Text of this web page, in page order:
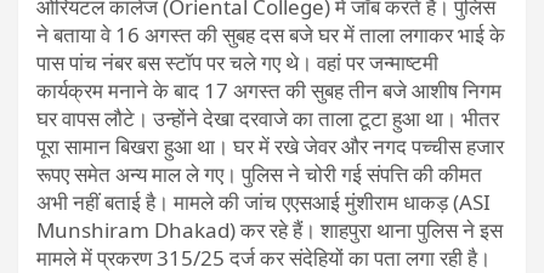
ओरियंटल कालेज (Oriental College) में जॉब करते है। पुलिस
ने बताया वे 16 अगस्त की सुबह दस बजे घर में ताला लगाकर भाई के
पास पांच नंबर बस स्टॉप पर चले गए थे। वहां पर जन्माष्टमी
कार्यक्रम मनाने के बाद 17 अगस्त की सुबह तीन बजे आशीष निगम
घर वापस लौटे। उन्होंने देखा दरवाजे का ताला टूटा हुआ था। भीतर
पूरा सामान बिखरा हुआ था। घर में रखे जेवर और नगद पच्चीस हजार
रूपए समेत अन्य माल ले गए। पुलिस ने चोरी गई संपत्ति की कीमत
अभी नहीं बताई है। मामले की जांच एएसआई मुंशीराम धाकड़ (ASI
Munshiram Dhakad) कर रहे हैं। शाहपुरा थाना पुलिस ने इस
मामले में प्रकरण 315/25 दर्ज कर संदेहियों का पता लगा रही है।